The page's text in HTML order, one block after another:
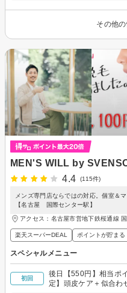
その他
MEN'S WILL by
4.4
(115件)
メンズ専門店ならではの対応。個室＆
【名古屋 国際センター駅】
アクセス：名古屋市営地下鉄桜通線
楽天スーパーDEAL ポイントが貯まる
スペシャルメニュー
初回
後日【550円】相当ポ
定】頭皮ケア＋似合わ